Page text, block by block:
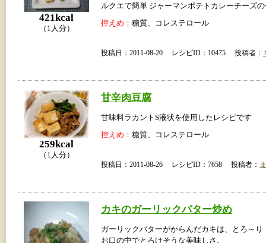
421kcal
（1人分）
ルクエで簡単 ジャーマンポテトカレーチーズ
控えめ： 糖質、コレステロール
投稿日：2011-08-20 レシピID：10475 投稿者：
259kcal
（1人分）
甘辛肉豆腐
甘味料ラカントS液状を使用したレシピです
控えめ： 糖質、コレステロール
投稿日：2011-08-26 レシピID：7658 投稿者：
カキのガーリックバター炒め
ガーリックバターがからんだカキは、とろ～り
お口の中でとろけそうな美味しさ。